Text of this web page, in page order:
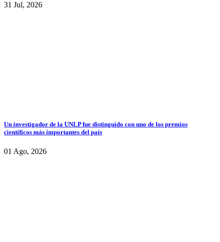
31 Jul, 2026
Un investigador de la UNLP fue distinguido con uno de los premios
científicos más importantes del país
01 Ago, 2026